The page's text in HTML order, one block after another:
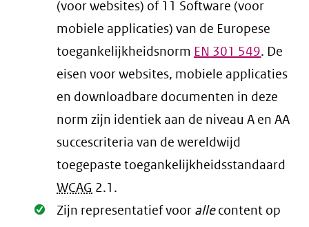
(voor websites) of 11 Software (voor
mobiele applicaties) van de Europese
toegankelijkheidsnorm EN 301 549. De
eisen voor websites, mobiele applicaties
en downloadbare documenten in deze
norm zijn identiek aan de niveau A en AA
succescriteria van de wereldwijd
toegepaste toegankelijkheidsstandaard
WCAG 2.1 .
Oké.
Zijn representatief voor allecontent op